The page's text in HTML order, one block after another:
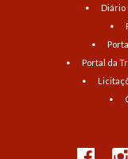
Diário
Portal da